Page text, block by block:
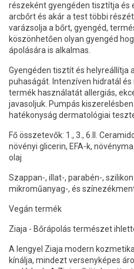
részeként gyengéden tisztítja és
arcbőrt és akár a test többi
varázsolja a bőrt, gyengéd,
köszönhetően olyan gyengéd
ápolására is alkalmas.
Gyengéden tisztít és helyreállítja
puhaságát. Intenzíven hidratál
termék használatát allergiás,
javasoljuk. Pumpás
hatékonyság dermatológiai
Fő összetevők: 1., 3., 6.II.
növényi glicerin, EFA-k,
olaj
Szappan-, illat-, parabén-,
mikroműanyag-, és
Vegán termék
Ziaja - Bőrápolás természet
A lengyel Ziaja modern
kínálja, mindezt versenyképes